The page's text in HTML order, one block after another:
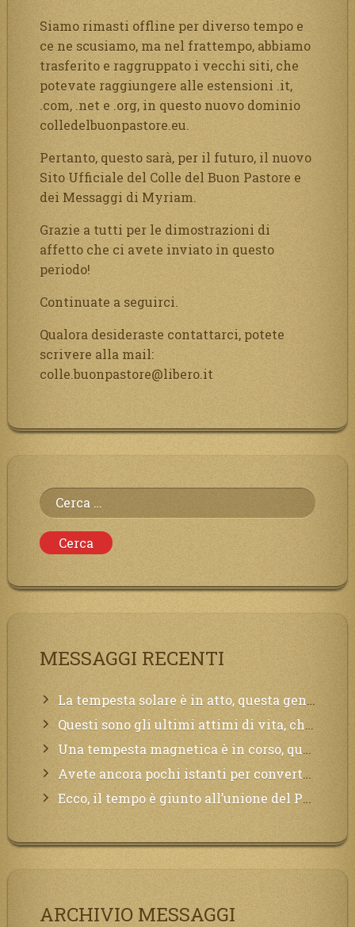
Siamo rimasti offline per diverso tempo e
ce ne scusiamo, ma nel frattempo, abbiamo
trasferito e raggruppato i vecchi siti, che
potevate raggiungere alle estensioni .it,
.com, .net e .org, in questo nuovo dominio
colledelbuonpastore.eu.
Pertanto, questo sarà, per il futuro, il nuovo
Sito Ufficiale del Colle del Buon Pastore e
dei Messaggi di Myriam.
Grazie a tutti per le dimostrazioni di
affetto che ci avete inviato in questo
periodo!
Continuate a seguirci.
Qualora desideraste contattarci, potete
scrivere alla mail:
colle.buonpastore@libero.it
Ricerca
per:
MESSAGGI RECENTI
La tempesta solare è in atto, questa generazione soffrirà molto, la Terra arderà, l’acqua sarà contaminata, il cibo non sarà più nelle vostre mense.
Questi sono gli ultimi attimi di vita, chi si vuole salvare Mi chiami in suo aiuto.
Una tempesta magnetica è in corso, questa generazione patirà. Il black out non tarderà ad arrivare e tutta la Terra sarà oscurata.
Avete ancora pochi istanti per convertirvi, non perdete tempo, la sciagura arriverà all’improvviso e per chi non si sarà preparato saranno dolori.
Ecco, il tempo è giunto all’unione del Padre con il figlio, non avete che da attendere pochissimo.
ARCHIVIO MESSAGGI